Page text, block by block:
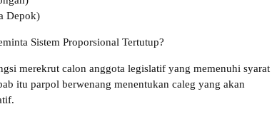
Depok)
Sistem Proporsional Tertutup?
merekrut calon anggota legislatif yang memenuhi syarat
itu parpol berwenang menentukan caleg yang akan